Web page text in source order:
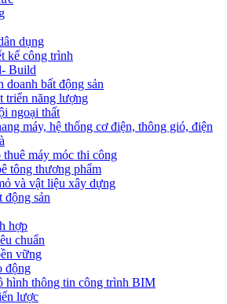
dụng
kế công trình
Build
bất động sản
triển năng lượng
ngoại thất
máy, hệ thống cơ điện, thông gió, điện
thuê máy móc thi công
tông thương phẩm
và vật liệu xây dựng
động sản
hợp
chuẩn
vững
động
hình thông tin công trình BIM
lược